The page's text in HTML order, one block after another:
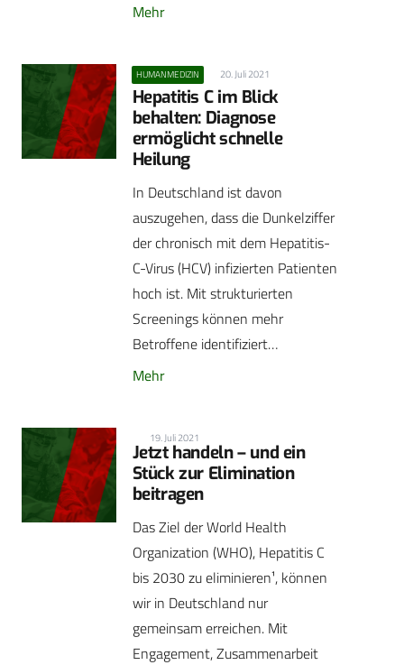
Mehr
HUMANMEDIZIN 20. Juli 2021
Hepatitis C im Blick
behalten: Diagnose
ermöglicht schnelle
Heilung
In Deutschland ist davon
auszugehen, dass die Dunkelziffer
der chronisch mit dem Hepatitis-
C-Virus (HCV) infizierten Patienten
hoch ist. Mit strukturierten
Screenings können mehr
Betroffene identifiziert…
Mehr
19. Juli 2021
Jetzt handeln – und ein
Stück zur Elimination
beitragen
Das Ziel der World Health
Organization (WHO), Hepatitis C
bis 2030 zu eliminieren¹, können
wir in Deutschland nur
gemeinsam erreichen. Mit
Engagement, Zusammenarbeit